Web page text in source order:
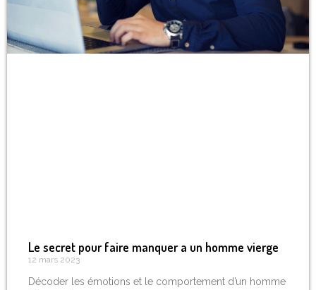
Le secret pour faire manquer a un homme vierge
12 mars 2023
Décoder les émotions et le comportement d’un homme